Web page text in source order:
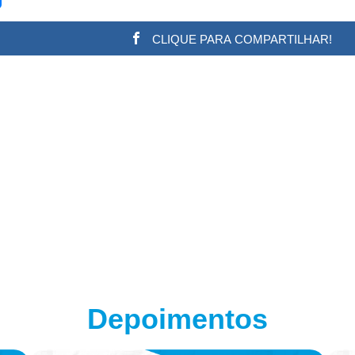
CLIQUE PARA COMPARTILHAR!
Depoimentos